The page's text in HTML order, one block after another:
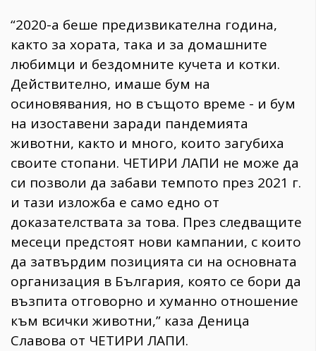
“2020-а беше предизвикателна година,
както за хората, така и за домашните
любимци и бездомните кучета и котки.
Действително, имаше бум на
осиновявания, но в същото време - и бум
на изоставени заради пандемията
животни, както и много, които загубиха
своите стопани. ЧЕТИРИ ЛАПИ не може да
си позволи да забави темпото през 2021 г.
и тази изложба е само едно от
доказателствата за това. През следващите
месеци предстоят нови кампании, с които
да затвърдим позицията си на основната
организация в България, която се бори да
възпита отговорно и хуманно отношение
към всички животни,” каза Деница
Славова от ЧЕТИРИ ЛАПИ.